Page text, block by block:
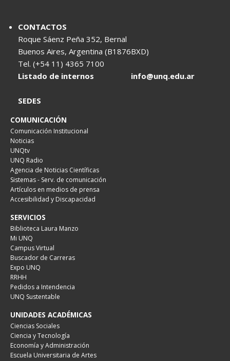
CONTACTOS
Roque Sáenz Peña 352, Bernal
Buenos Aires, Argentina (B1876BXD)
Tel. (+54 11) 4365 7100
Listado de internos
info@unq.edu.ar
SEDES
COMUNICACIÓN
Comunicación Institucional
Noticias
UNQtv
UNQ Radio
Agencia de Noticias Científicas
Sistemas - Serv. de comunicación
Artículos en medios de prensa
Accesibilidad y Discapacidad
SERVICIOS
Biblioteca Laura Manzo
Mi UNQ
Campus Virtual
Buscador de Carreras
Expo UNQ
RRHH
Pedidos a Intendencia
UNQ Sustentable
UNIDADES ACADÉMICAS
Ciencias Sociales
Ciencia y Tecnología
Economía y Administración
Escuela Universitaria de Artes